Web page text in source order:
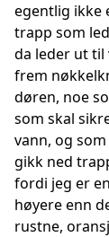
egentlig ikke
trapp som
da leder ut til
frem
døren, noe
som skal
vann, og
gikk ned
fordi jeg er
høyere enn
rustne,